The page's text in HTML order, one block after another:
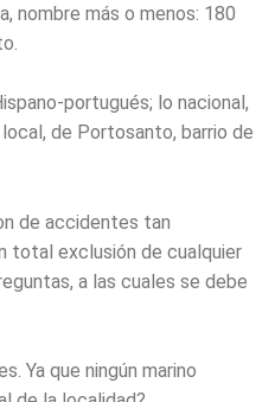
nombre más o menos: 180
portugués; lo nacional,
de Portosanto, barrio de
de accidentes tan
total exclusión de cualquier
a las cuales se debe
Ya que ningún marino